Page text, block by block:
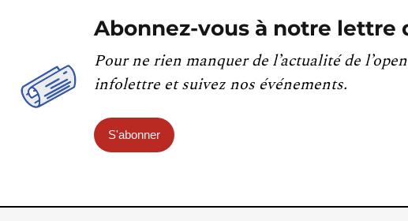
Abonnez-vous à notre lettre
Pour ne rien manquer de l’actualité de
infolettre et suivez nos événements.
S'abonner